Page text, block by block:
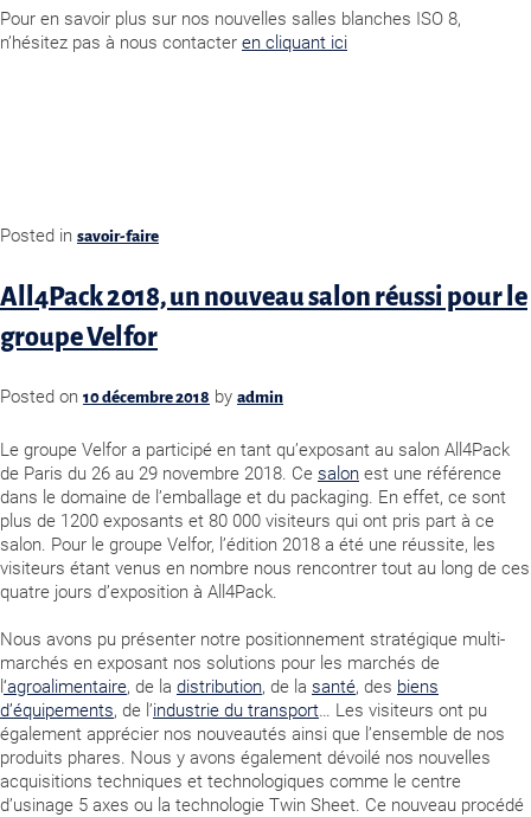
Pour en savoir plus sur nos nouvelles salles blanches ISO 8,
n’hésitez pas à nous contacter en cliquant ici
Posted in savoir-faire
All4Pack 2018, un nouveau salon réussi pour le
groupe Velfor
Posted on 10 décembre 2018 by admin
Le groupe Velfor a participé en tant qu’exposant au salon All4Pack
de Paris du 26 au 29 novembre 2018. Ce salon est une référence
dans le domaine de l’emballage et du packaging. En effet, ce sont
plus de 1200 exposants et 80 000 visiteurs qui ont pris part à ce
salon. Pour le groupe Velfor, l’édition 2018 a été une réussite, les
visiteurs étant venus en nombre nous rencontrer tout au long de ces
quatre jours d’exposition à All4Pack.
Nous avons pu présenter notre positionnement stratégique multi-
marchés en exposant nos solutions pour les marchés de
‘agroalimentaire, de la distribution, de la santé, des biens
d’équipements, de l’industrie du transport … Les visiteurs ont pu
également apprécier nos nouveautés ainsi que l’ensemble de nos
produits phares. Nous y avons également dévoilé nos nouvelles
acquisitions techniques et technologiques comme le centre
d’usinage 5 axes ou la technologie Twin Sheet. Ce nouveau procédé